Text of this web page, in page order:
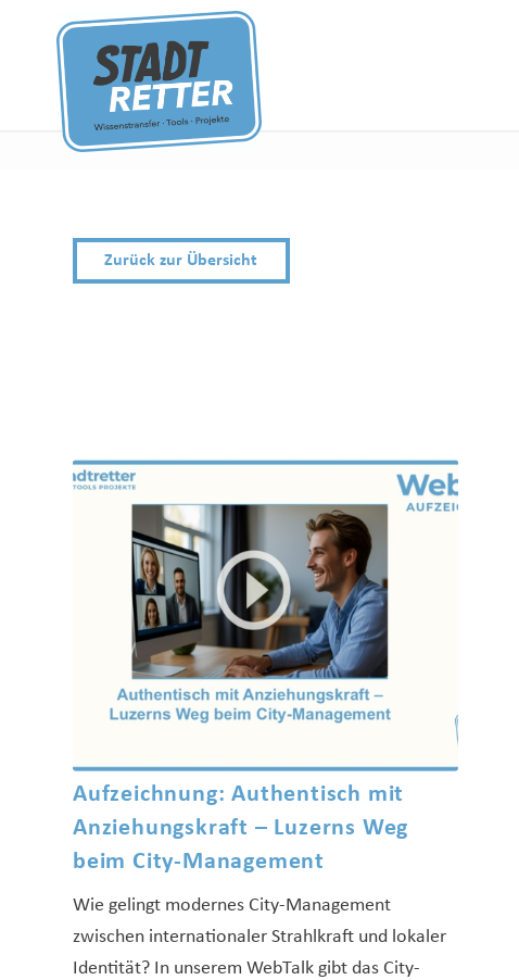
Zurück zur Übersicht
Aufzeichnung: Authentisch mit
Anziehungskraft – Luzerns Weg
beim City-Management
Wie gelingt modernes City-Management
zwischen internationaler Strahlkraft und lokaler
Identität? In unserem WebTalk gibt das City-